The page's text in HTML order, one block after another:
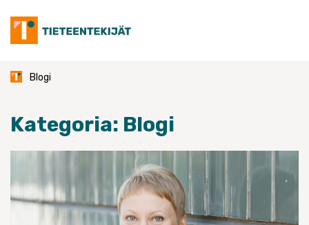
content
Blogi
Kategoria: Blogi